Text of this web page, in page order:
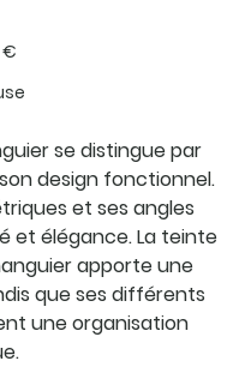
€
se distingue par
design fonctionnel.
et ses angles
et élégance. La teinte
apporte une
que ses différents
une organisation